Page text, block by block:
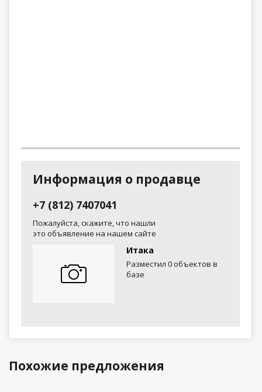
Информация о продавце
+7 (812) 7407041
Пожалуйста, скажите, что нашли
это объявление на нашем сайте
Итака
Разместил 0 объектов в
базе
Похожие предложения